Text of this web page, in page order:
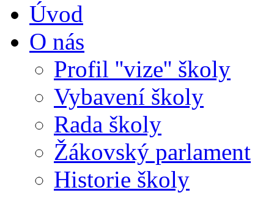
Úvod
O nás
Profil ''vize'' školy
Vybavení školy
Rada školy
Žákovský parlament
Historie školy